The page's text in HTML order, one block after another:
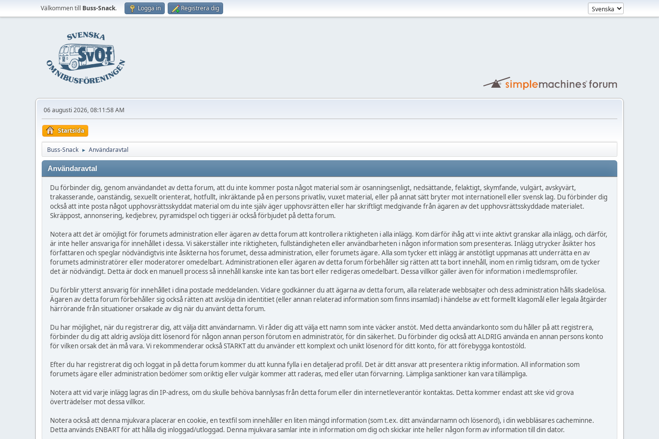
Välkommen till Buss-Snack. Logga in Registrera dig
06 augusti 2026, 08:11:58 AM
Startsida
Buss-Snack ► Användaravtal
Användaravtal
Du förbinder dig, genom användandet av detta forum, att du inte kommer posta något material som är osanningsenligt, nedsättande, felaktigt, skymfande, vulgärt, avskyvärt,
trakasserande, oanständig, sexuellt orienterat, hotfullt, inkräktande på en persons privatliv, vuxet material, eller på annat sätt bryter mot internationell eller svensk lag. Du förbinder dig
också att inte posta något upphovsrättsskyddat material om du inte själv äger upphovsrätten eller har skriftligt medgivande från ägaren av det upphovsrättsskyddade materialet.
Skräppost, annonsering, kedjebrev, pyramidspel och tiggeri är också förbjudet på detta forum.
Notera att det är omöjligt för forumets administration eller ägaren av detta forum att kontrollera riktigheten i alla inlägg. Kom därför ihåg att vi inte aktivt granskar alla inlägg, och därför,
är inte heller ansvariga för innehållet i dessa. Vi säkerställer inte riktigheten, fullständigheten eller användbarheten i någon information som presenteras. Inlägg utrycker åsikter hos
författaren och speglar nödvändigtvis inte åsikterna hos forumet, dessa administration, eller forumets ägare. Alla som tycker ett inlägg är anstötligt uppmanas att underrätta en av
forumets administratörer eller moderatorer omedelbart. Administrationen eller ägaren av detta forum förbehåller sig rätten att ta bort innehåll, inom en rimlig tidsram, om de tycker
det är nödvändigt. Detta är dock en manuell process så innehåll kanske inte kan tas bort eller redigeras omedelbart. Dessa villkor gäller även för information i medlemsprofiler.
Du förblir ytterst ansvarig för innehållet i dina postade meddelanden. Vidare godkänner du att ägarna av detta forum, alla relaterade webbsajter och dess administration hålls skadelösa.
Ägaren av detta forum förbehåller sig också rätten att avslöja din identitiet (eller annan relaterad information som finns insamlad) i händelse av ett formellt klagomål eller legala åtgärder
härrörande från situationer orsakade av dig när du använt detta forum.
Du har möjlighet, när du registrerar dig, att välja ditt användarnamn. Vi råder dig att välja ett namn som inte väcker anstöt. Med detta användarkonto som du håller på att registrera,
förbinder du dig att aldrig avslöja ditt lösenord för någon annan person förutom en administratör, för din säkerhet. Du förbinder dig också att ALDRIG använda en annan persons konto
för vilken orsak det än må vara. Vi rekommenderar också STARKT att du använder ett komplext och unikt lösenord för ditt konto, för att förebygga kontostöld.
Efter du har registrerat dig och loggat in på detta forum kommer du att kunna fylla i en detaljerad profil. Det är ditt ansvar att presentera riktig information. All information som
forumets ägare eller administration bedömer som oriktig eller vulgär kommer att raderas, med eller utan förvarning. Lämpliga sanktioner kan vara tillämpliga.
Notera att vid varje inlägg lagras din IP-adress, om du skulle behöva bannlysas från detta forum eller din internetleverantör kontaktas. Detta kommer endast att ske vid grova
överträdelser mot dessa villkor.
Notera också att denna mjukvara placerar en cookie, en textfil som innehåller en liten mängd information (som t.ex. ditt användarnamn och lösenord), i din webbläsares cacheminne.
Detta används ENBART för att hålla dig inloggad/utloggad. Denna mjukvara samlar inte in information om dig och skickar inte heller någon form av information till din dator.